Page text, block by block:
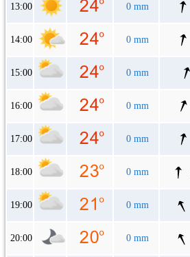
13:00 0 mm
14:00 0 mm
15:00 0 mm
16:00 0 mm
17:00 0 mm
18:00 0 mm
19:00 0 mm
20:00 0 mm